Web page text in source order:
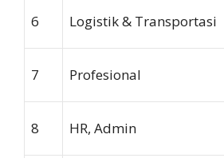
6 Logistik & Transportasi
7 Profesional
8 HR, Admin